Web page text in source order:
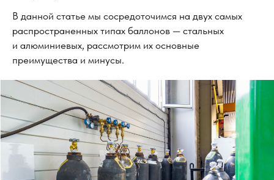
В данной статье мы сосредоточимся на двух самых
распространенных типах баллонов — стальных
и алюминиевых, рассмотрим их основные
преимущества и минусы.